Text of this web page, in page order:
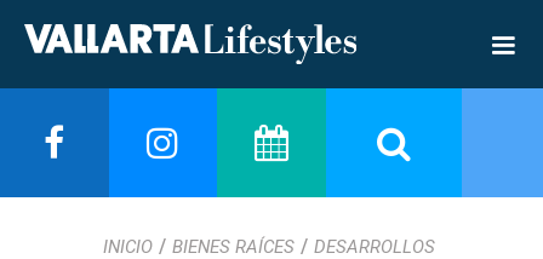
INICIO / BIENES RAÍCES / DESARROLLOS